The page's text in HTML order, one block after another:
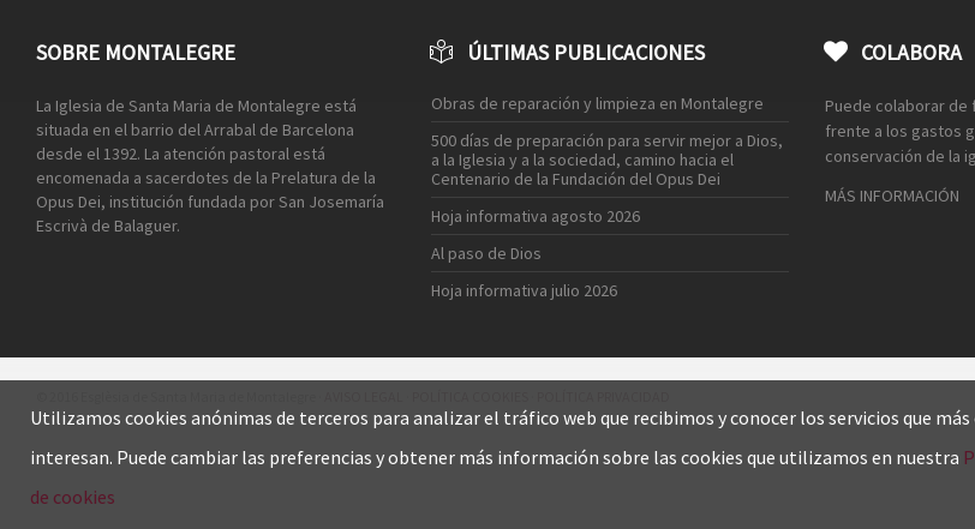
SOBRE MONTALEGRE
La Iglesia de Santa Maria de Montalegre está
situada en el barrio del Arrabal de Barcelona
desde el 1392. La atención pastoral está
encomenada a sacerdotes de la Prelatura de la
Opus Dei, institución fundada por San Josemaría
Escrivà de Balaguer.
ÚLTIMAS PUBLICACIONES
Obras de reparación y limpieza en Montalegre
500 días de preparación para servir mejor a Dios,
a la Iglesia y a la sociedad, camino hacia el
Centenario de la Fundación del Opus Dei
Hoja informativa agosto 2026
Al paso de Dios
Hoja informativa julio 2026
COLABORA
Puede colaborar de
frente a los gastos
conservación de la
MÁS INFORMACIÓN
Utilizamos cookies anónimas de terceros para analizar el tráfico web que recibimos y conocer los servicios que más
interesan. Puede cambiar las preferencias y obtener más información sobre las cookies que utilizamos en nuestra
de cookies